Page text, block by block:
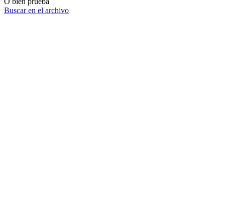
Buscar en el archivo